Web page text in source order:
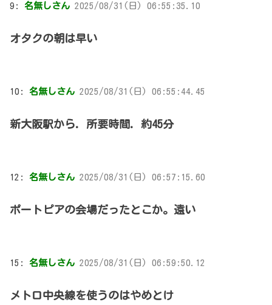
9: 名無しさん 2025/08/31(日) 06:55:35.10
オタクの朝は早い
10: 名無しさん 2025/08/31(日) 06:55:44.45
新大阪駅から. 所要時間. 約45分
12: 名無しさん 2025/08/31(日) 06:57:15.60
ポートピアの会場だったとこか。遠い
15: 名無しさん 2025/08/31(日) 06:59:50.12
メトロ中央線を使うのはやめとけ